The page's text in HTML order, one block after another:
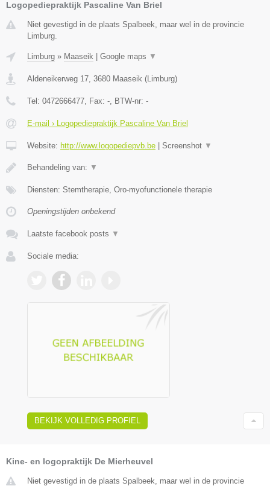
Logopediepraktijk Pascaline Van Briel
Niet gevestigd in de plaats Spalbeek, maar wel in de provincie
Limburg.
Limburg » Maaseik Google maps ▼
Aldeneikerweg 17, 3680 Maaseik (Limburg)
Tel: 0472666477, Fax: -, BTW-nr: -
E-mail › Logopediepraktijk Pascaline Van Briel
Website: http://www.logopediepvb.be Screenshot ▼
Behandeling van: ▼
Diensten: Stemtherapie, Oro-myofunctionele therapie
Openingstijden onbekend
Laatste facebook posts ▼
Sociale media:
BEKIJK VOLLEDIG PROFIEL
Kine- en logopraktijk De Mierheuvel
Niet gevestigd in de plaats Spalbeek, maar wel in de provincie